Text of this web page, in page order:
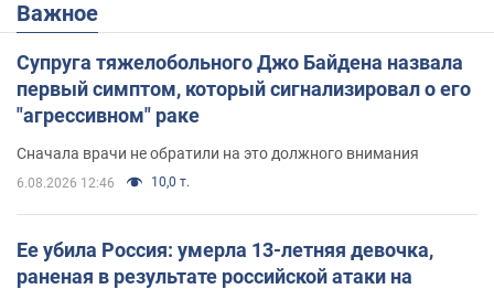
Важное
Супруга тяжелобольного Джо Байдена назвала
первый симптом, который сигнализировал о его
"агрессивном" раке
Сначала врачи не обратили на это должного внимания
6.08.2026 12:46 10,0 т.
Ее убила Россия: умерла 13-летняя девочка,
раненая в результате российской атаки на